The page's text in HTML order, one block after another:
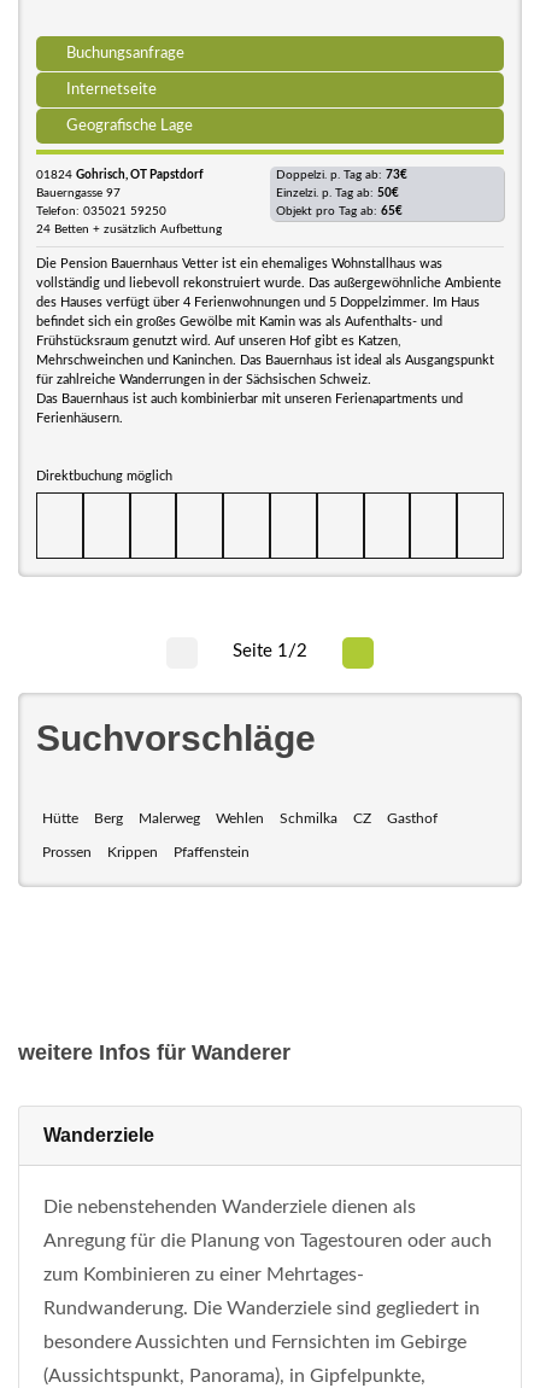
Buchungsanfrage
Internetseite
Geografische Lage
01824 Gohrisch, OT Papstdorf
Bauerngasse 97
Telefon: 035021 59250
24 Betten + zusätzlich Aufbettung
Doppelzi. p. Tag ab: 73€
Einzelzi. p. Tag ab: 50€
Objekt pro Tag ab: 65€
Die Pension Bauernhaus Vetter ist ein ehemaliges Wohnstallhaus was
vollständig und liebevoll rekonstruiert wurde. Das außergewöhnliche Ambiente
des Hauses verfügt über 4 Ferienwohnungen und 5 Doppelzimmer. Im Haus
befindet sich ein großes Gewölbe mit Kamin was als Aufenthalts- und
Frühstücksraum genutzt wird. Auf unseren Hof gibt es Katzen,
Mehrschweinchen und Kaninchen. Das Bauernhaus ist ideal als Ausgangspunkt
für zahlreiche Wanderrungen in der Sächsischen Schweiz.
Das Bauernhaus ist auch kombinierbar mit unseren Ferienapartments und
Ferienhäusern.
Direktbuchung möglich
Seite 1/2
Suchvorschläge
Hütte Berg Malerweg Wehlen Schmilka CZ Gasthof
Prossen Krippen Pfaffenstein
weitere Infos für Wanderer
Wanderziele
Die nebenstehenden Wanderziele dienen als
Anregung für die Planung von Tagestouren oder auch
zum Kombinieren zu einer Mehrtages-
Rundwanderung. Die Wanderziele sind gegliedert in
besondere Aussichten und Fernsichten im Gebirge
(Aussichtspunkt, Panorama), in Gipfelpunkte,